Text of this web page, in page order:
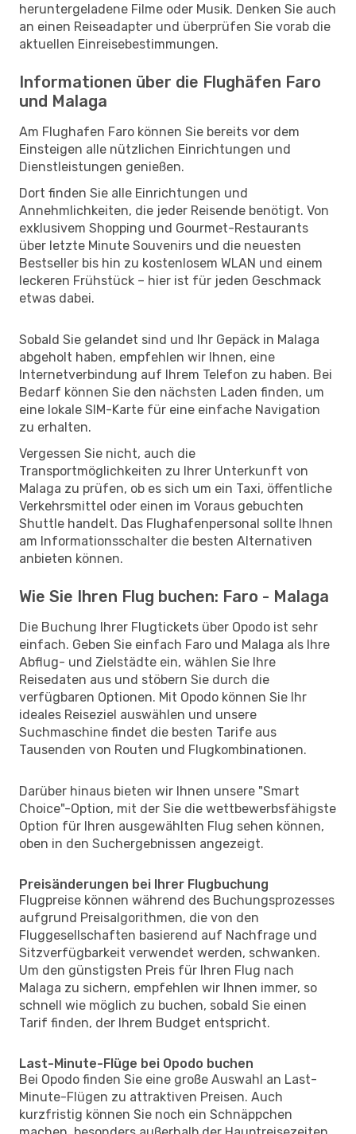
heruntergeladene Filme oder Musik. Denken Sie auch
an einen Reiseadapter und überprüfen Sie vorab die
aktuellen Einreisebestimmungen.
Informationen über die Flughäfen Faro
und Malaga
Am Flughafen Faro können Sie bereits vor dem
Einsteigen alle nützlichen Einrichtungen und
Dienstleistungen genießen.
Dort finden Sie alle Einrichtungen und
Annehmlichkeiten, die jeder Reisende benötigt. Von
exklusivem Shopping und Gourmet-Restaurants
über letzte Minute Souvenirs und die neuesten
Bestseller bis hin zu kostenlosem WLAN und einem
leckeren Frühstück – hier ist für jeden Geschmack
etwas dabei.
Sobald Sie gelandet sind und Ihr Gepäck in Malaga
abgeholt haben, empfehlen wir Ihnen, eine
Internetverbindung auf Ihrem Telefon zu haben. Bei
Bedarf können Sie den nächsten Laden finden, um
eine lokale SIM-Karte für eine einfache Navigation
zu erhalten.
Vergessen Sie nicht, auch die
Transportmöglichkeiten zu Ihrer Unterkunft von
Malaga zu prüfen, ob es sich um ein Taxi, öffentliche
Verkehrsmittel oder einen im Voraus gebuchten
Shuttle handelt. Das Flughafenpersonal sollte Ihnen
am Informationsschalter die besten Alternativen
anbieten können.
Wie Sie Ihren Flug buchen: Faro - Malaga
Die Buchung Ihrer Flugtickets über Opodo ist sehr
einfach. Geben Sie einfach Faro und Malaga als Ihre
Abflug- und Zielstädte ein, wählen Sie Ihre
Reisedaten aus und stöbern Sie durch die
verfügbaren Optionen. Mit Opodo können Sie Ihr
ideales Reiseziel auswählen und unsere
Suchmaschine findet die besten Tarife aus
Tausenden von Routen und Flugkombinationen.
Darüber hinaus bieten wir Ihnen unsere "Smart
Choice"-Option, mit der Sie die wettbewerbsfähigste
Option für Ihren ausgewählten Flug sehen können,
oben in den Suchergebnissen angezeigt.
Preisänderungen bei Ihrer Flugbuchung
Flugpreise können während des Buchungsprozesses
aufgrund Preisalgorithmen, die von den
Fluggesellschaften basierend auf Nachfrage und
Sitzverfügbarkeit verwendet werden, schwanken.
Um den günstigsten Preis für Ihren Flug nach
Malaga zu sichern, empfehlen wir Ihnen immer, so
schnell wie möglich zu buchen, sobald Sie einen
Tarif finden, der Ihrem Budget entspricht.
Last-Minute-Flüge bei Opodo buchen
Bei Opodo finden Sie eine große Auswahl an Last-
Minute-Flügen zu attraktiven Preisen. Auch
kurzfristig können Sie noch ein Schnäppchen